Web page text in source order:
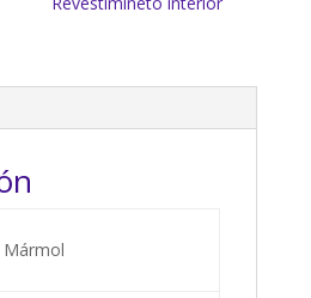
Mármol